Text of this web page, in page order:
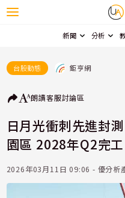
新聞 分析
台股動態 鉅亨網
朗讀客服討論區
日月光衝刺先進封
園區 2028年Q2完工
2026年03月11日 09:06 - 優分析